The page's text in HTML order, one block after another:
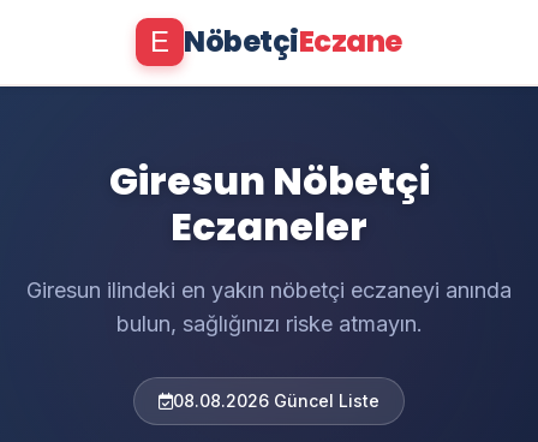
E NöbetçiEczane
Giresun Nöbetçi
Eczaneler
Giresun ilindeki en yakın nöbetçi eczaneyi anında
bulun, sağlığınızı riske atmayın.
08.08.2026 Güncel Liste